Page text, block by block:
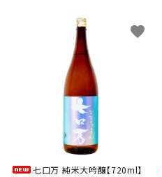
七口万 純米大吟醸【720ml】
favorite